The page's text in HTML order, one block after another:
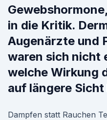
in die Kritik.
Augenärzte und
waren sich nicht
welche Wirkung
auf längere
Dampfen statt Rauchen